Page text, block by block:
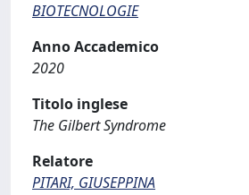
BIOTECNOLOGIE
Anno Accademico
2020
Titolo inglese
The Gilbert Syndrome
Relatore
PITARI, GIUSEPPINA